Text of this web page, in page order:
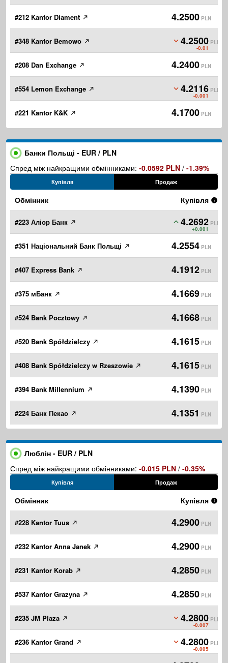
#212 Kantor Diament 4.2500 PLN
#348 Kantor Bemowo 4.2500
-0.01
PLN
#208 Dan Exchange 4.2400 PLN
#554 Lemon Exchange 4.2116
-0.001
PLN
#221 Kantor K&K 4.1700 PLN
Банки Польщі - EUR / PLN
Спред між найкращими обмінниками: -0.0592 PLN / -1.39%
Купівля Продаж
Обмінник Купівля
#223 Аліор Банк 4.2692
+0.001
PLN
#351 Національний Банк Польщі 4.2554 PLN
#407 Express Bank 4.1912 PLN
#375 мБанк 4.1669 PLN
#524 Bank Pocztowy 4.1668 PLN
#520 Bank Spółdzielczy 4.1615 PLN
#408 Bank Spółdzielczy w Rzeszowie 4.1615 PLN
#394 Bank Millennium 4.1390 PLN
#224 Банк Пекао 4.1351 PLN
Люблін - EUR / PLN
Спред між найкращими обмінниками: -0.015 PLN / -0.35%
Купівля Продаж
Обмінник Купівля
#228 Kantor Tuus 4.2900 PLN
#232 Kantor Anna Janek 4.2900 PLN
#231 Kantor Korab 4.2850 PLN
#537 Kantor Grazyna 4.2850 PLN
#235 JM Plaza 4.2800
-0.007
PLN
#236 Kantor Grand 4.2800
-0.005
PLN